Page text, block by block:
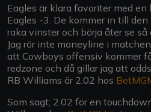
Eagles är klara favoriter med en
Eagles -3. De kommer in till
raka vinster och börja åter se så
Jag rör inte moneyline i
att Cowboys offensiv kommer
redzone och då gillar jag att
RB Williams är 2.02 hos
Som sagt; 2.02 för en